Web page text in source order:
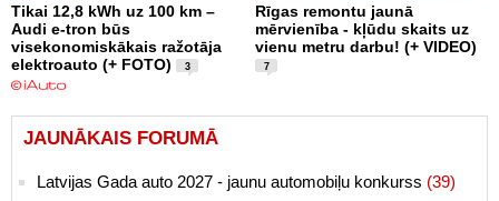
Tikai 12,8 kWh uz 100 km –
Audi e-tron būs
visekonomiskākais ražotāja
elektroauto (+ FOTO)
3
Rīgas remontu jaunā
mērvienība - kļūdu skaits uz
vienu metru darbu! (+ VIDEO)
7
JAUNĀKAIS FORUMĀ
Latvijas Gada auto 2027 - jaunu automobiļu konkurss (39)